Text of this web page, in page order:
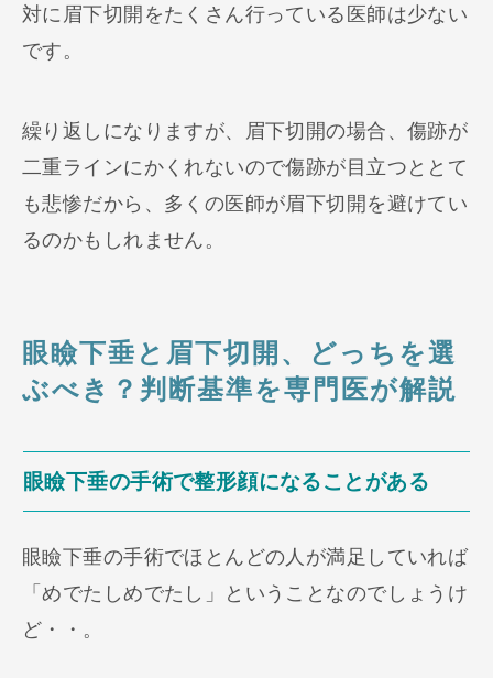
対に眉下切開をたくさん行っている医師は少ない
です。
繰り返しになりますが、眉下切開の場合、傷跡が
二重ラインにかくれないので傷跡が目立つととて
も悲惨だから、多くの医師が眉下切開を避けてい
るのかもしれません。
眼瞼下垂と眉下切開、どっちを選
ぶべき？判断基準を専門医が解説
眼瞼下垂の手術で整形顔になることがある
眼瞼下垂の手術でほとんどの人が満足していれば
「めでたしめでたし」ということなのでしょうけ
ど・・。